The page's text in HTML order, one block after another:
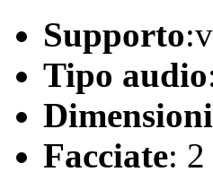
Supporto
Tipo audio
Dimensioni
Facciate: 2